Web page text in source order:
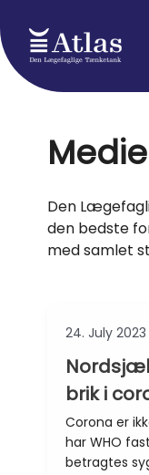
to
content
Den
den bedste
med samlet
24. July 2023
brik i
Corona er
har WHO
betragtes